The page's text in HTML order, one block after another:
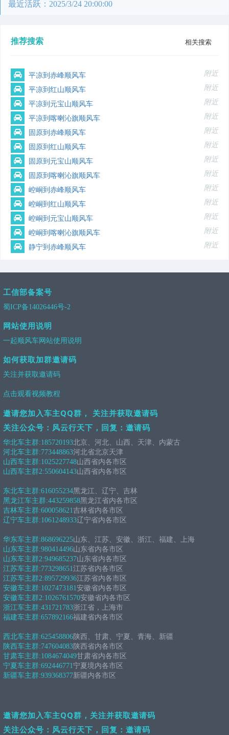
最近活跃：2025/3/24 20:00:00
推荐搜索 相关搜索
平凉到赤峰顺风车 附近
平凉到红山顺风车 附近
平凉到元宝山顺风车 附近
平凉到喀喇沁旗顺风车 附近
固原到赤峰顺风车 附近
固原到红山顺风车 附近
固原到元宝山顺风车 附近
固原到喀喇沁旗顺风车 附近
崆峒到赤峰顺风车 附近
崆峒到红山顺风车 附近
崆峒到元宝山顺风车 附近
崆峒到喀喇沁旗顺风车 附近
静宁到赤峰顺风车 附近
工信部备案号
蜀ICP备14026446号-2
网站使用说明
一起顺风车网站使用说明
如何获取加群邀请码
关注并获取邀请码
点击观看视频教程
邀请您加入车主QQ群， 关注并获取邀请码
关注公众号：风云行天下，回复：邀请码
华北车主群:185720193北京、河北、山西、天津、内蒙古
河北车主群:773448863河北省北京天津
山西车主群:1025227748山西省内各市区
山西车主群2:550604143山西省内各市区
东北车主群:616055234黑龙江、辽宁、吉林
黑龙江车主群:443259858黑龙江省内各市区
吉林车主群:600058621吉林省内各市区
辽宁车主群:1061248933辽宁省内各市区
华东车主群:868696225山东、江苏、安徽、浙江、福建、上海
山东车主群:980414496山东省内各市区
山东车主群2:949685237山东省内各市区
江苏车主群:773298651江苏省内各市区
江苏车主群2:895729936江苏省内各市区
安徽车主群:1027473181安徽省内各市区
安徽车主群2:1026761570安徽省内各市区
浙江车主群:431721783浙江省，上海市
福建车主群:657892166福建省内各市区
西北车主群:625458806陕西、甘肃、宁夏、青海、新疆
陕西车主群:747604083陕西省内各市区
甘肃车主群:1084674049甘肃省内各市区
宁夏车主群:692446771宁夏境内各市区
新疆车主群:939368377新疆内各市区
邀请您加入车主QQ群，关注并获取邀请码
关注公众号：风云行天下，回复：邀请码